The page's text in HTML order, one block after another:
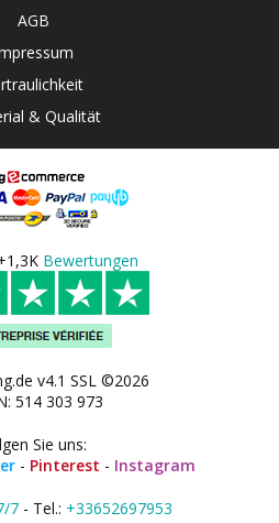
AGB
& Qualität
Bewertungen
v4.1 SSL ©2026
514 303 973
Sie uns:
- Pinterest - Instagram
7- Tel.: +33652697953